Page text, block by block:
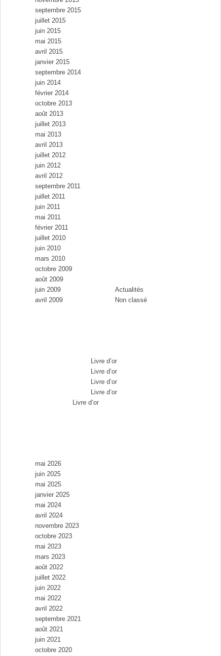
septembre 2015
juillet 2015
juin 2015
mai 2015
avril 2015
janvier 2015
septembre 2014
juin 2014
février 2014
octobre 2013
août 2013
juillet 2013
mai 2013
avril 2013
juillet 2012
juin 2012
avril 2012
septembre 2011
juillet 2011
juin 2011
mai 2011
février 2011
juillet 2010
juin 2010
mars 2010
octobre 2009
août 2009
juin 2009
avril 2009
Actualités
Non classé
Livre d’or
Livre d’or
Livre d’or
Livre d’or
Livre d’or
mai 2026
juin 2025
mai 2025
janvier 2025
mai 2024
avril 2024
novembre 2023
octobre 2023
mai 2023
mars 2023
août 2022
juillet 2022
juin 2022
mai 2022
avril 2022
septembre 2021
août 2021
juin 2021
octobre 2020